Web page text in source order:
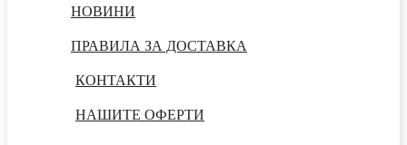
НОВИНИ
ПРАВИЛА ЗА ДОСТАВКА
КОНТАКТИ
НАШИТЕ ОФЕРТИ